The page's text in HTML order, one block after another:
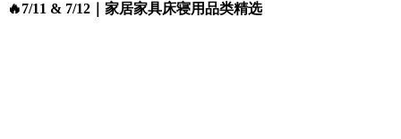
🔥7/11 & 7/12｜家居家具床寝用品类精选